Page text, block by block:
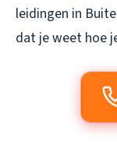
leidingen in
dat je weet hoe